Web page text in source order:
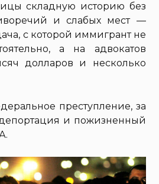
складную историю без
и слабых мест —
с которой иммигрант не
а на адвокатов
долларов и несколько
преступление, за
и пожизненный